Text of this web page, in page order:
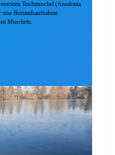
Teichmuschel (Anodonta
Bestandsaufnahme
Muscheln.